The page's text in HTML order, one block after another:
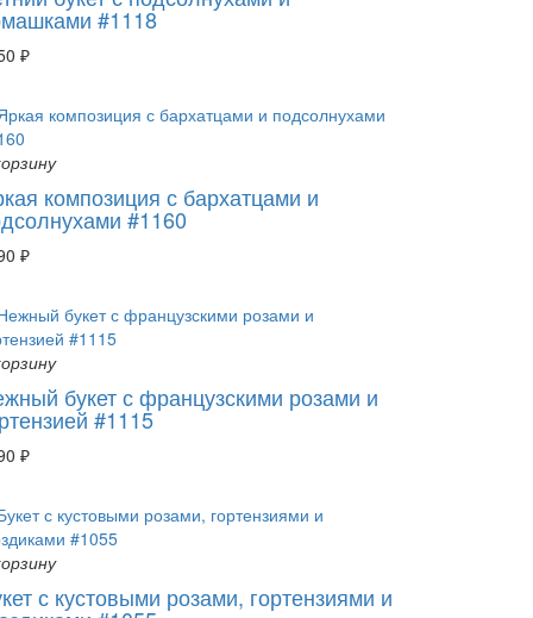
#1118
₽
композиция с бархатцами и
#1160
₽
букет с французскими розами и
#1115
₽
с кустовыми розами, гортензиями и